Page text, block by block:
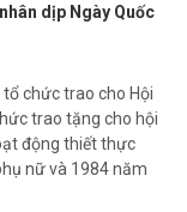
dịp Ngày Quốc
chức trao cho Hội
trao tặng cho hội
động thiết thực
nữ và 1984 năm